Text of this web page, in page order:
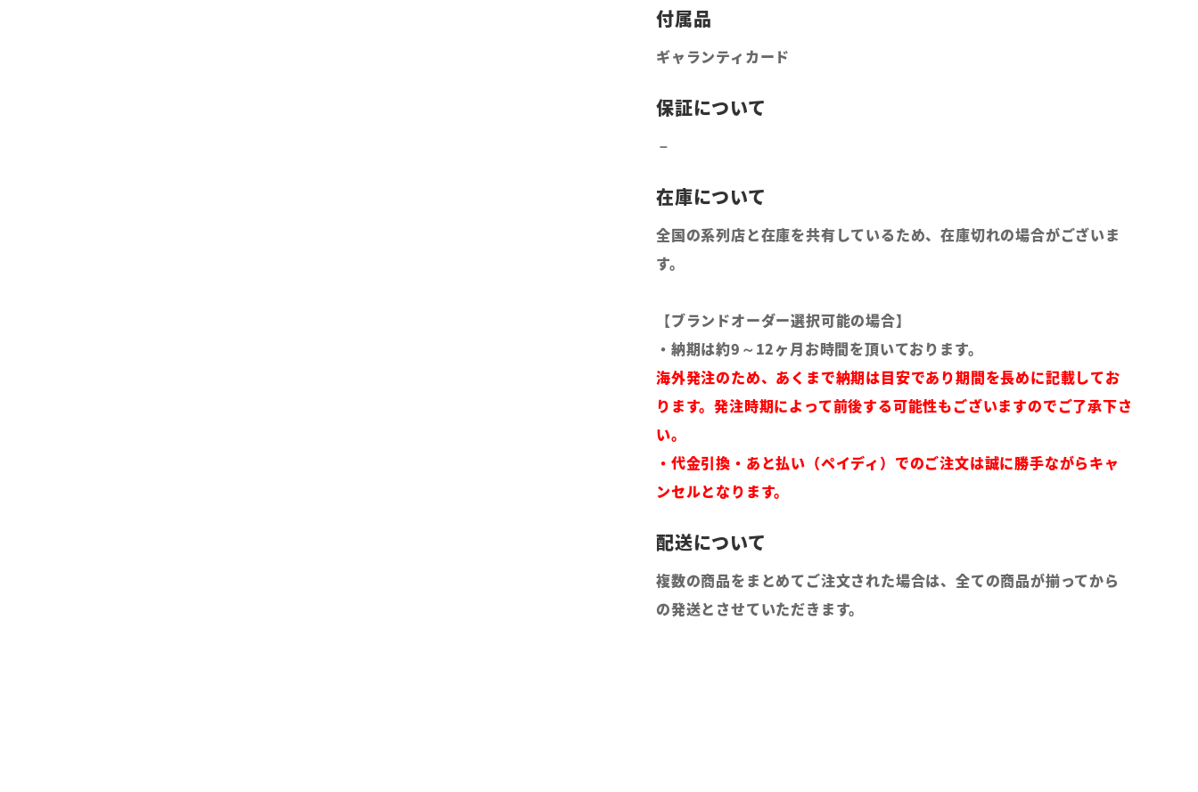
ギャランティカード
全国の系列店と在庫を共有しているため、在庫切れの場合がございま
す。
【ブランドオーダー選択可能の場合】
・納期は約9～12ヶ月お時間を頂いております。
海外発注のため、あくまで納期は目安であり期間を長めに記載してお
ります。発注時期によって前後する可能性もございますのでご了承下さ
い。
・代金引換・あと払い（ペイディ）でのご注文は誠に勝手ながらキャ
ンセルとなります。
複数の商品をまとめてご注文された場合は、全ての商品が揃ってから
の発送とさせていただきます。